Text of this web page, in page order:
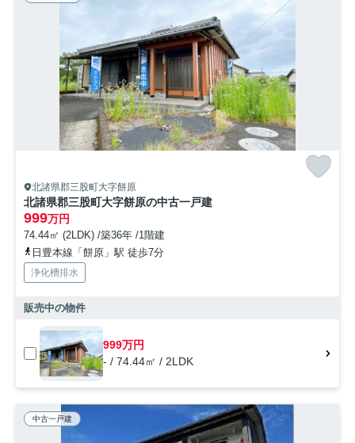
北諸県郡三股町大字餅原
北諸県郡三股町大字餅原の中古一戸建
999万円
74.44㎡ (2LDK) /築36年 /1階建
日豊本線「餅原」駅 徒歩7分
浄化槽排水
販売中の物件
999万円
- / 74.44㎡ / 2LDK
中古一戸建